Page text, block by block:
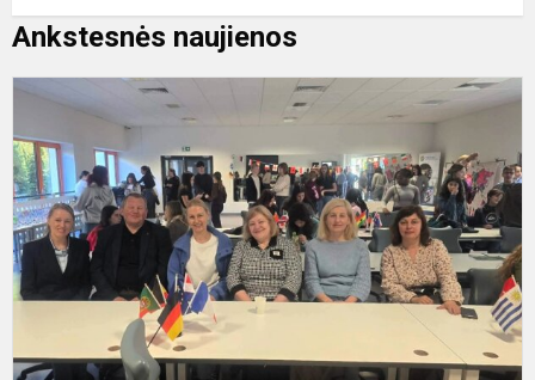
Ankstesnės naujienos